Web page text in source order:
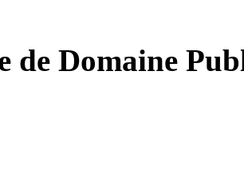
de Domaine